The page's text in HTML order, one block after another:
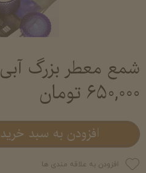
شمع معطر بزرگ آبی
۶۵۰,۰۰۰ تومان
افزودن به سبد خرید
افزودن به علاقه مندی ها